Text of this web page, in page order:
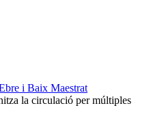
la circulació per múltiples